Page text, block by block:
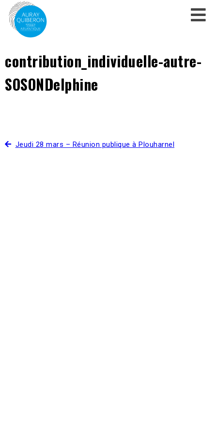
contribution_individuelle-autre-
SOSONDelphine
Jeudi 28 mars – Réunion publique à Plouharnel